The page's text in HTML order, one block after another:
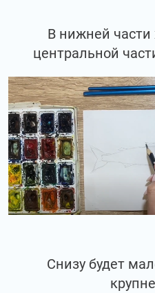
В нижней части
центральной
Снизу будет